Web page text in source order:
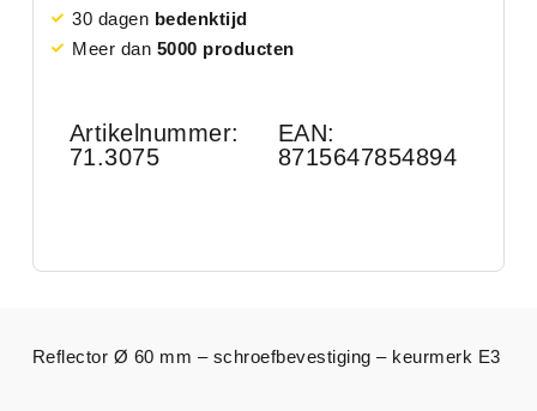
30 dagen bedenktijd
Meer dan 5000 producten
Artikelnummer:
71.3075
EAN:
8715647854894
Reflector Ø 60 mm – schroefbevestiging – keurmerk E3